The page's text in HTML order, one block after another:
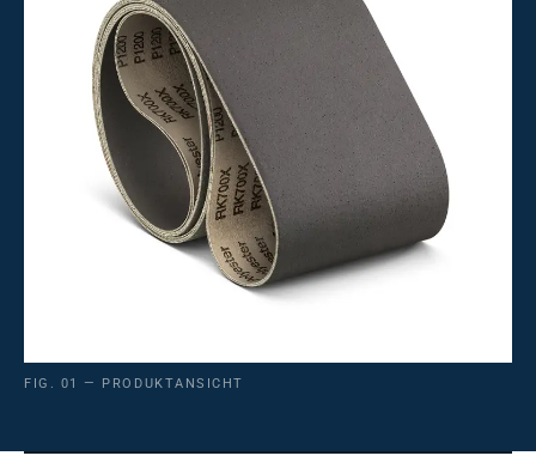
FIG. 01 — PRODUKTANSICHT